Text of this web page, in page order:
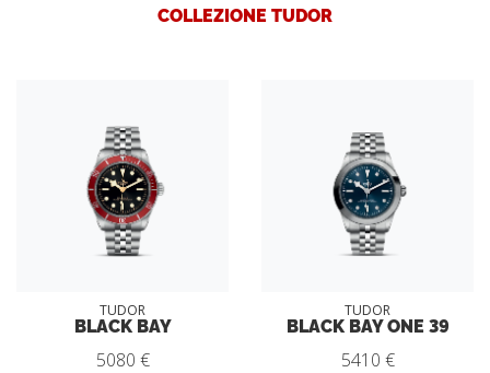
COLLEZIONE TUDOR
TUDOR
BLACK BAY
5080 €
TUDOR
BLACK BAY ONE 39
5410 €